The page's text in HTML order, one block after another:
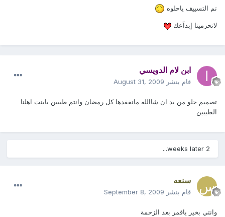
تم التسييف ياحلوه
لاتحرمينا إبدآعك
ابن لام الدويسي
قام بنشر August 31, 2009
تصميم حلو من يد ان شاالله مانفقدها كل رمضان وانتم طيبين يابنت اهلنا
الطيبين
2 weeks later...
سنعه
قام بنشر September 8, 2009
وانتي بخير ياقمر بعد الزحمة